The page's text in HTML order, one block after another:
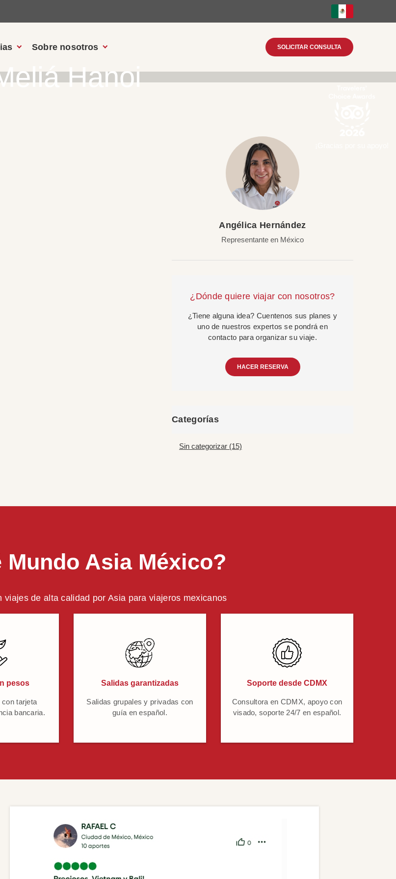
Sobre nosotros SOLICITAR CONSULTA
Hanoi
Angélica Hernández
Representante en México
¿Dónde quiere viajar con nosotros?
¿Tiene alguna idea? Cuentenos sus planes y
uno de nuestros expertos se pondrá en
contacto para organizar su viaje.
HACER RESERVA
Categorías
Sin categorizar (15)
Mundo Asia México?
viajes de alta calidad por Asia para viajeros mexicanos
pesos
tarjeta
bancaria.
Salidas garantizadas
Salidas grupales y privadas con
guía en español.
Soporte desde CDMX
Consultora en CDMX, apoyo con
visado, soporte 24/7 en español.